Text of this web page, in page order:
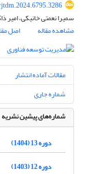
سمیرا نعمتی خانیکی، امیر
مشاهده مقاله
اصل
مقالات آماده انتشار
شماره جاری
شماره‌های پیشین نشریه
دوره 13 (1404)
دوره 12 (1403)